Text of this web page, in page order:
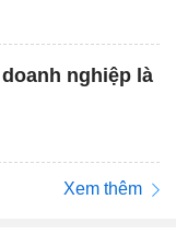
nghiệp là
Xem thêm